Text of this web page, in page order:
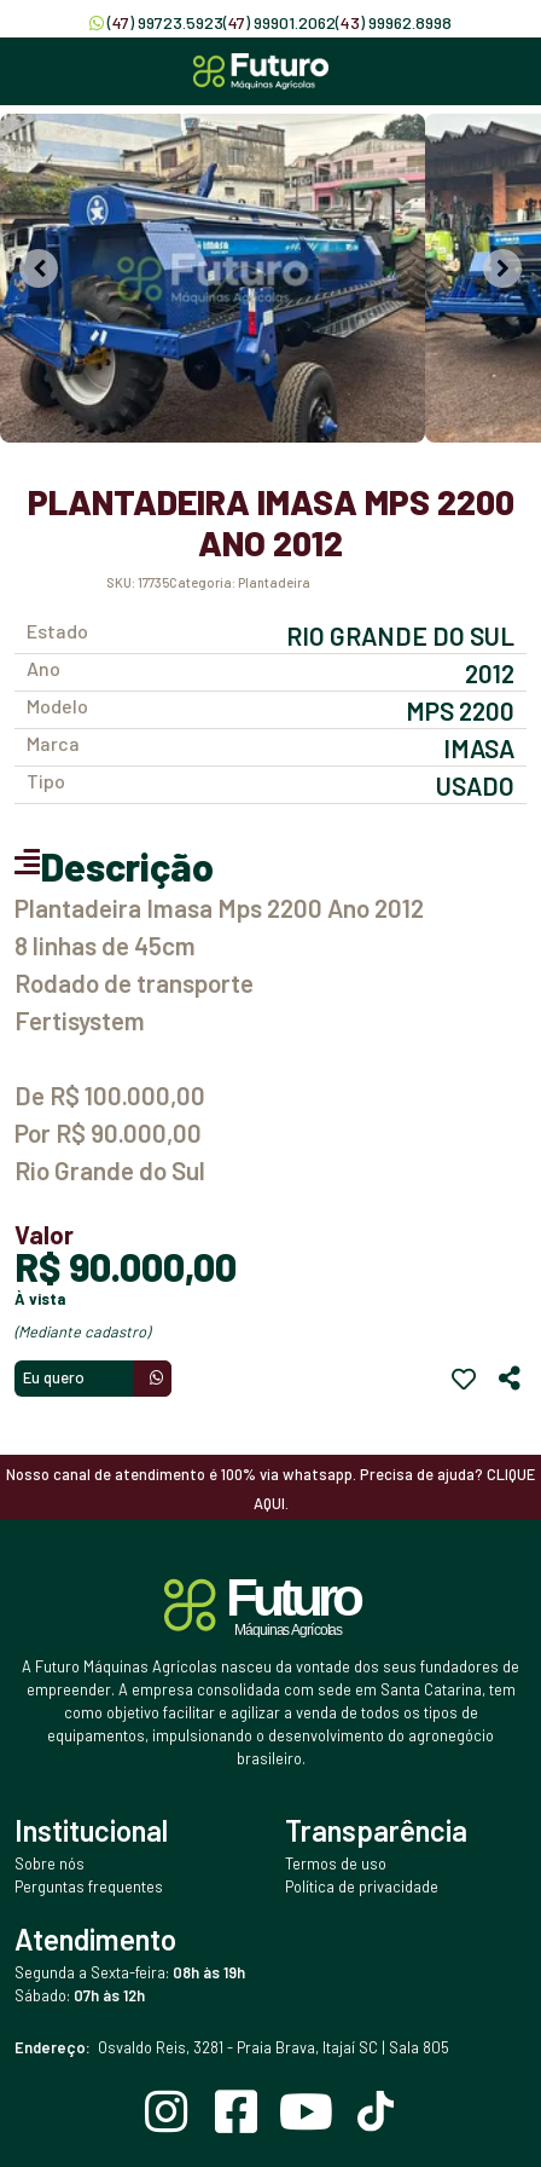
(47) 99723.5923(47) 99901.2062(43) 99962.8998
PLANTADEIRA IMASA MPS 2200
ANO 2012
SKU: 17735 Categoria: Plantadeira
Estado RIO GRANDE DO SUL
Ano 2012
Modelo MPS 2200
Marca IMASA
Tipo USADO
Descrição
Plantadeira Imasa Mps 2200 Ano 2012
8 linhas de 45cm
Rodado de transporte
Fertisystem
De R$ 100.000,00
Por R$ 90.000,00
Rio Grande do Sul
Valor
R$ 90.000,00
à vista
(mediante cadastro)
Eu quero
Nosso canal de atendimento é 100% via whatsapp. Precisa de ajuda? CLIQUE
AQUI.
A Futuro Máquinas Agrícolas nasceu da vontade dos seus fundadores de
empreender. A empresa consolidada com sede em Santa Catarina, tem
como objetivo facilitar e agilizar a venda de todos os tipos de
equipamentos, impulsionando o desenvolvimento do agronegócio
brasileiro.
Institucional
Sobre nós
Perguntas frequentes
Transparência
Termos de uso
Política de privacidade
Atendimento
Segunda a Sexta-feira: 08h às 19h
Sábado: 07h às 12h
Endereço: Osvaldo Reis, 3281 - Praia Brava, Itajaí SC | Sala 805